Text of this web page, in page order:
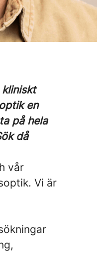
en
på hela
då
vår
Vi är